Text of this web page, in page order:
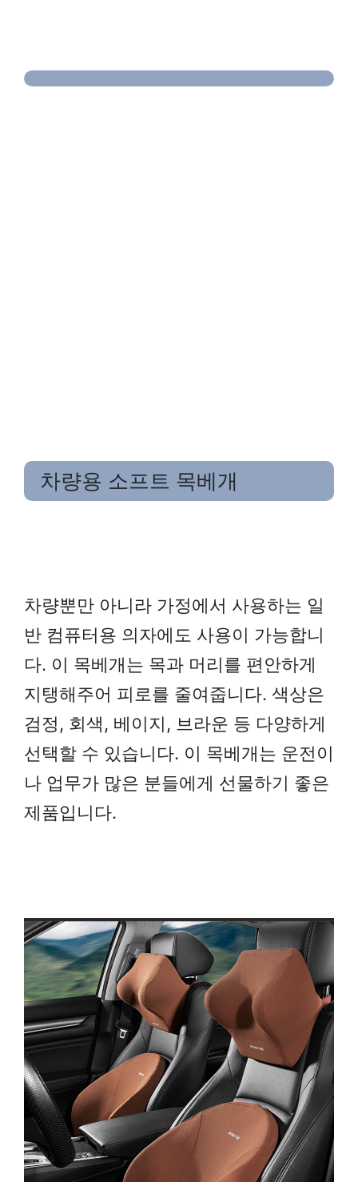
차량용 소프트 목베개
차량뿐만 아니라 가정에서 사용하는 일
반 컴퓨터용 의자에도 사용이 가능합니
다. 이 목베개는 목과 머리를 편안하게
지탱해주어 피로를 줄여줍니다. 색상은
검정, 회색, 베이지, 브라운 등 다양하게
선택할 수 있습니다. 이 목베개는 운전이
나 업무가 많은 분들에게 선물하기 좋은
제품입니다.